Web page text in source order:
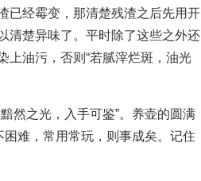
已经霉变，那清楚残渣之后先用开
清楚异味了。平时除了这些之外还
上油污，否则“若腻滓烂斑，油光
之光，入手可鉴”。养壶的圆满
困难，常用常玩，则事成矣。记住